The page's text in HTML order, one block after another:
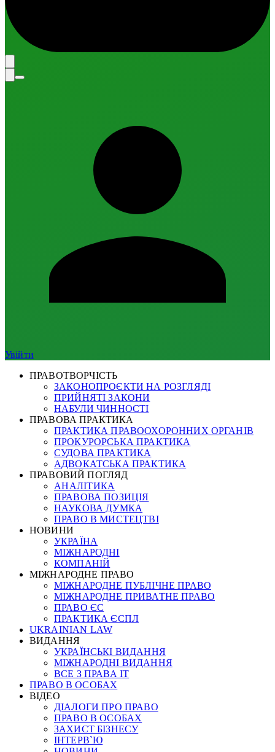
Увійти
ПРАВОТВОРЧІСТЬ
ЗАКОНОПРОЄКТИ НА РОЗГЛЯДІ
ПРИЙНЯТІ ЗАКОНИ
НАБУЛИ ЧИННОСТІ
ПРАВОВА ПРАКТИКА
ПРАКТИКА ПРАВООХОРОННИХ ОРГАНІВ
ПРОКУРОРСЬКА ПРАКТИКА
СУДОВА ПРАКТИКА
АДВОКАТСЬКА ПРАКТИКА
ПРАВОВИЙ ПОГЛЯД
АНАЛІТИКА
ПРАВОВА ПОЗИЦІЯ
НАУКОВА ДУМКА
ПРАВО В МИСТЕЦТВІ
НОВИНИ
УКРАЇНА
МІЖНАРОДНІ
КОМПАНІЙ
МІЖНАРОДНЕ ПРАВО
МІЖНАРОДНЕ ПУБЛІЧНЕ ПРАВО
МІЖНАРОДНЕ ПРИВАТНЕ ПРАВО
ПРАВО ЄС
ПРАКТИКА ЄСПЛ
UKRAINIAN LAW
ВИДАННЯ
УКРАЇНСЬКІ ВИДАННЯ
МІЖНАРОДНІ ВИДАННЯ
ВСЕ З ПРАВА ІТ
ПРАВО В ОСОБАХ
ВІДЕО
ДІАЛОГИ ПРО ПРАВО
ПРАВО В ОСОБАХ
ЗАХИСТ БІЗНЕСУ
ІНТЕРВ`Ю